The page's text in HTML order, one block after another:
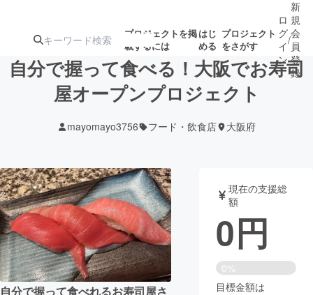
プロジェクトを掲
載するには
はじ
める
プロジェクト
をさがす
ターン
ジェクト
募集終了が近いプ
ロジェクト
もうすぐ公開
されます
アート・写真 音楽
テクノロジー・ガジェット ゲーム・サ
映像・映画 書籍・雑誌
ロ
グ
イ
ン
/
新
規
会
員
登
録
自分で握って食べる！大阪でお寿司
屋オープンプロジェクト
mayomayo3756 フード・飲食店 大阪府
自分で握って食べれるお寿司屋さ
現在の支援総
額
0円
0%
目標金額は